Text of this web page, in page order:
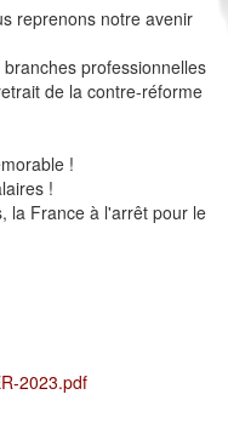
reprenons notre avenir
professionnelles
de la contre-réforme
!
!
la France à l'arrêt pour le
2023.pdf